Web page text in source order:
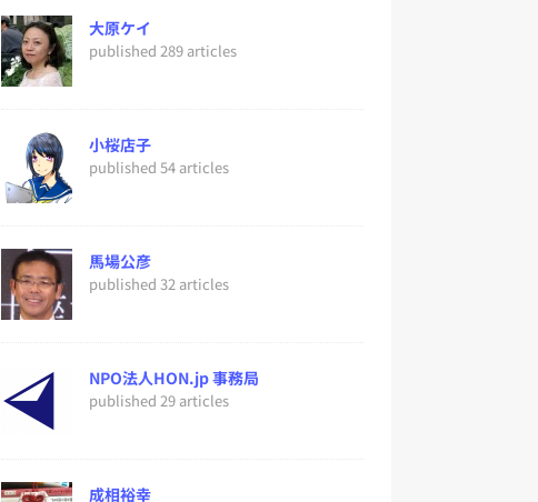
大原ケイ
published 289 articles
小桜店子
published 54 articles
馬場公彦
published 32 articles
NPO法人HON.jp 事務局
published 29 articles
成相裕幸